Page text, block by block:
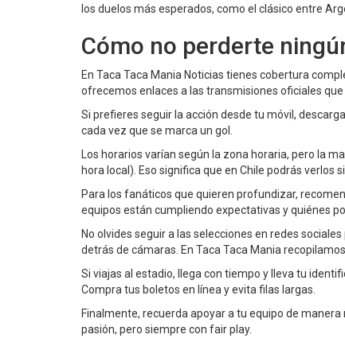
los duelos más esperados, como el clásico entre
Cómo no perderte
En Taca Taca Mania Noticias tienes cobertura
ofrecemos enlaces a las transmisiones oficiales
Si prefieres seguir la acción desde tu móvil,
cada vez que se marca un gol.
Los horarios varían según la zona horaria, pero la
hora local). Eso significa que en Chile podrás
Para los fanáticos que quieren profundizar,
equipos están cumpliendo expectativas y quiénes
No olvides seguir a las selecciones en redes
detrás de cámaras. En Taca Taca Mania
Si viajas al estadio, llega con tiempo y lleva tu
Compra tus boletos en línea y evita filas largas.
Finalmente, recuerda apoyar a tu equipo de
pasión, pero siempre con fair play.